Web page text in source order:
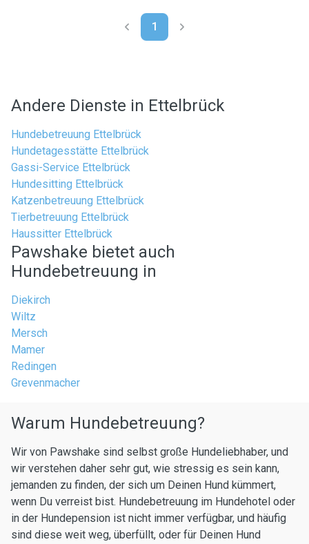
1
Andere Dienste in Ettelbrück
Hundebetreuung Ettelbrück
Hundetagesstätte Ettelbrück
Gassi-Service Ettelbrück
Hundesitting Ettelbrück
Katzenbetreuung Ettelbrück
Tierbetreuung Ettelbrück
Haussitter Ettelbrück
Pawshake bietet auch
Hundebetreuung in
Diekirch
Wiltz
Mersch
Mamer
Redingen
Grevenmacher
Warum Hundebetreuung?
Wir von Pawshake sind selbst große Hundeliebhaber, und
wir verstehen daher sehr gut, wie stressig es sein kann,
jemanden zu finden, der sich um Deinen Hund kümmert,
wenn Du verreist bist. Hundebetreuung im Hundehotel oder
in der Hundepension ist nicht immer verfügbar, und häufig
sind diese weit weg, überfüllt, oder für Deinen Hund